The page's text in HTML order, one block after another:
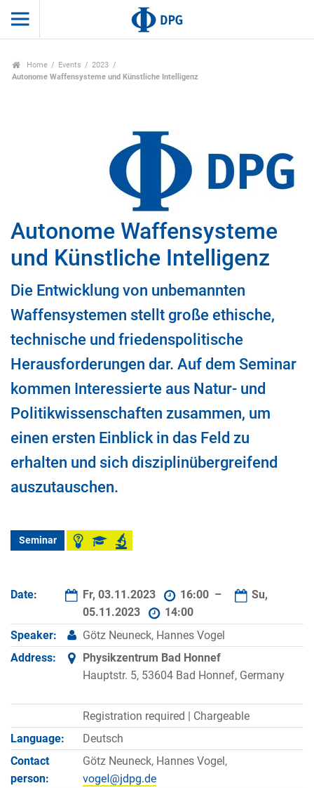
Home Events
2023
Autonome Waffensysteme und Künstliche Intelligenz
Autonome Waffensysteme
und Künstliche Intelligenz
Die Entwicklung von unbemannten
Waffensystemen stellt große ethische,
technische und friedenspolitische
Herausforderungen dar. Auf dem Seminar
kommen Interessierte aus Natur- und
Politikwissenschaften zusammen, um
einen ersten Einblick in das Feld zu
erhalten und sich disziplinübergreifend
auszutauschen.
Seminar
Date: Fr, 03.11.2023 16:00 –
Su,
05.11.2023
14:00
Speaker:
Götz Neuneck, Hannes Vogel
Address:
Physikzentrum Bad Honnef
Hauptstr. 5, 53604 Bad Honnef, Germany
Registration required | Chargeable
Language:
Deutsch
Contact
person:
Götz Neuneck, Hannes Vogel,